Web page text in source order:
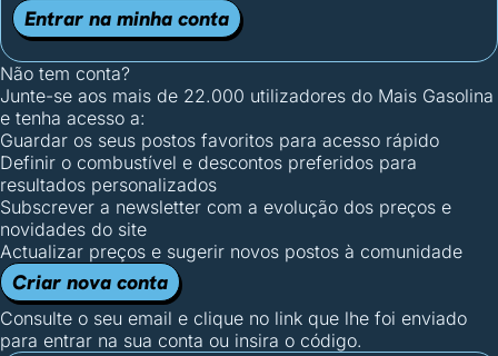
Entrar na minha conta
Não tem conta?
Junte-se aos mais de 22.000 utilizadores do Mais Gasolina
e tenha acesso a:
Guardar os seus postos favoritos para acesso rápido
Definir o combustível e descontos preferidos para
resultados personalizados
Subscrever a newsletter com a evolução dos preços e
novidades do site
Actualizar preços e sugerir novos postos à comunidade
Criar nova conta
Consulte o seu email e clique no link que lhe foi enviado
para entrar na sua conta ou insira o código.